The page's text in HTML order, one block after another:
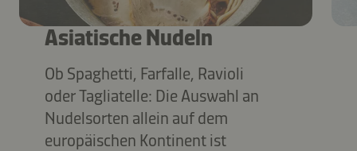
Asiatische Nudeln
Ob Spaghetti, Farfalle, Ravioli
oder Tagliatelle: Die Auswahl an
Nudelsorten allein auf dem
europäischen Kontinent ist